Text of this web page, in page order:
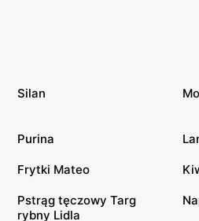
Silan
Purina
Frytki Mateo
Pstrąg tęczowy Targ
rybny Lidla